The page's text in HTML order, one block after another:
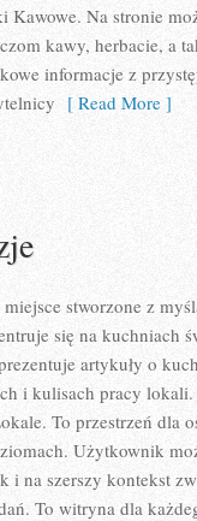
Na stronie
kawy, herbacie, a
informacje z
[ Read More ]
stworzone z
się na kuchniach
artykuły o
i kulisach pracy
To przestrzeń dla
Użytkownik
i na szerszy kontekst
To witryna dla